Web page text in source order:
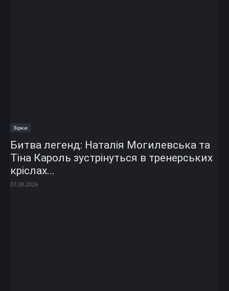
Зірки
Битва легенд: Наталія Могилевська та
Тіна Кароль зустрінуться в тренерських
кріслах...
07.08.2026